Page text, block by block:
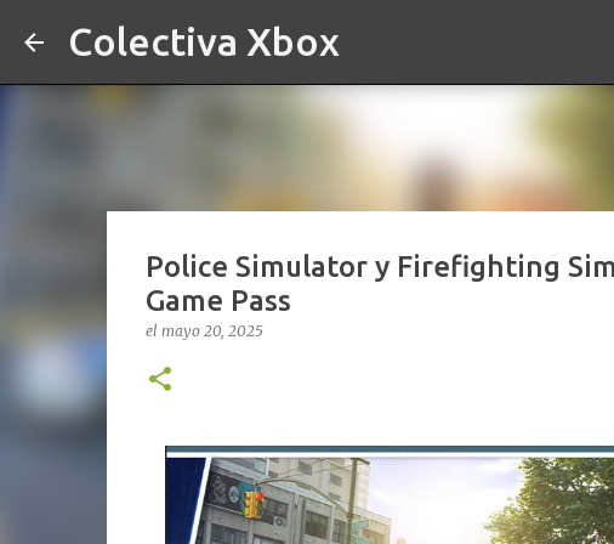
Colectiva Xbox
Police Simulator y Firefighting
Game Pass
el mayo 20, 2025